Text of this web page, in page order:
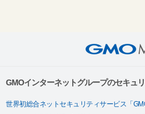
GMOインターネットグループのセキュ
世界初総合ネットセキュリティサービス「